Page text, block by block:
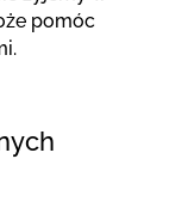
pomóc